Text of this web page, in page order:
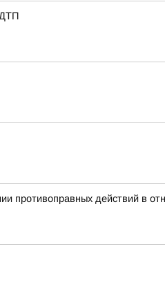
противоправных действий в